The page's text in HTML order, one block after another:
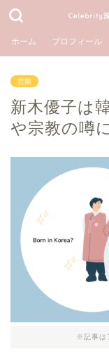
Celebrity
ホーム プロフィール
芸能
新木優子は
や宗教の噂
※記事は